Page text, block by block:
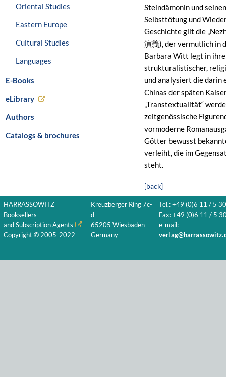
Oriental Studies
Eastern Europe
Cultural Studies
Languages
E-Books
eLibrary
Authors
Catalogs & brochures
Steindämonin und
Selbsttötung und
Geschichte gilt die
演義), der vermutlich in
Barbara Witt legt in
strukturalistischer,
und analysiert die darin
Chinas der späten
„Transtextualität“
zeitgenössische
vormoderne
Götter bewusst
verleiht, die im
steht.
[back]
HARRASSOWITZ
Booksellers
and Subscription Agents
Copyright © 2005-2022
Kreuzberger Ring 7c-
d
65205 Wiesbaden
Germany
Tel.: +49 (0)6 11 / 5
Fax: +49 (0)6 11 / 5
e-mail: